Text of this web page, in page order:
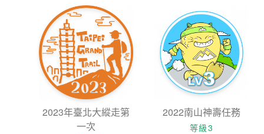
2023年臺北大縱走第
一次
2022南山神壽任務
等級3